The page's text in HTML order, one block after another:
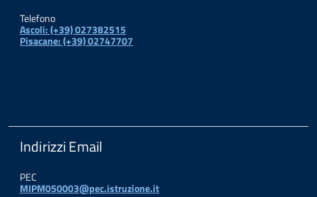
Telefono
Ascoli: (+39) 027382515
Pisacane: (+39) 02747707
Indirizzi Email
PEC
MIPM050003@pec.istruzione.it